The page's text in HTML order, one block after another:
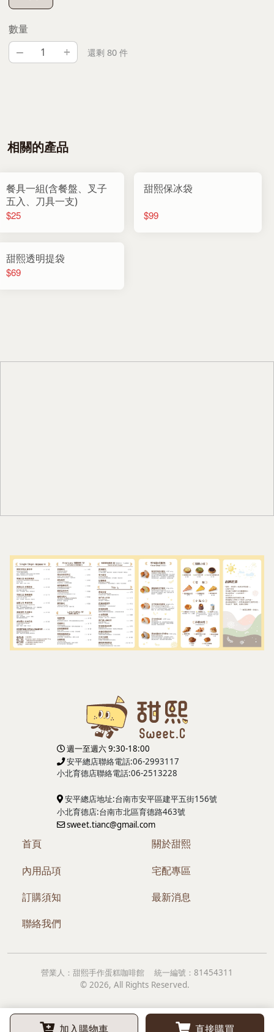
數量
– + 還剩 80 件
加入購物車 直接購買
相關的產品
餐具一組(含餐盤、叉子
五入、刀具一支)
$25
甜熙保冰袋
$99
甜熙透明提袋
$69
週一至週六 9:30-18:00
安平總店聯絡電話:06-2993117
小北育德店聯絡電話:06-2513228
安平總店地址:台南市安平區建平五街156號
小北育德店:台南市北區育德路463號
sweet.tianc@gmail.com
首頁
關於甜熙
內用品項
宅配專區
訂購須知
最新消息
聯絡我們
營業人： 甜熙手作蛋糕咖啡館 統一編號： 81454311
© 2026, All Rights Reserved.